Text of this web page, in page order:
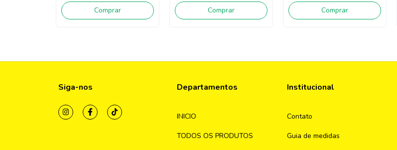
Comprar Comprar Comprar
Siga-nos Departamentos
INICIO
TODOS OS PRODUTOS
Institucional
Contato
Guia de medidas